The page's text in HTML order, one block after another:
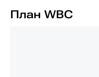
План WBC